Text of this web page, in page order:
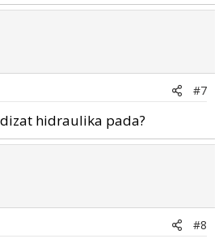
#7
hidraulika pada?
#8